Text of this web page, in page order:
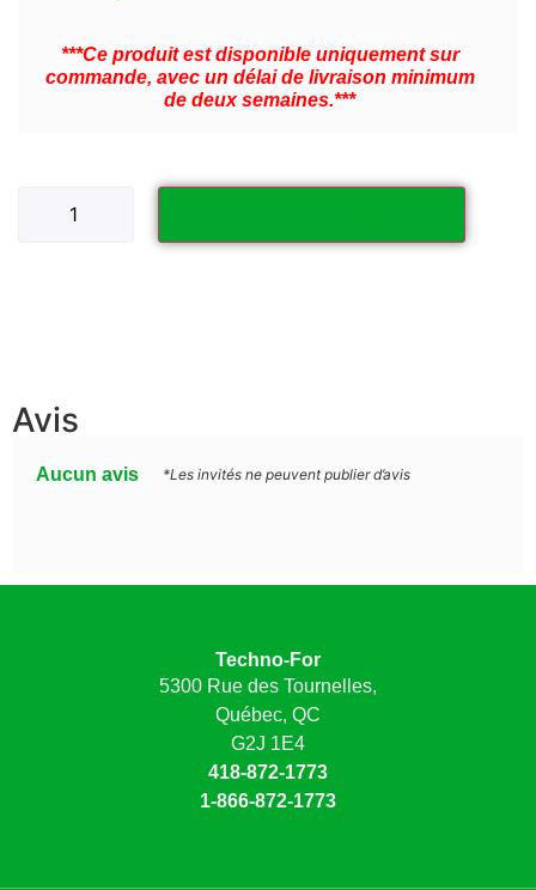
***Ce produit est disponible uniquement sur
commande, avec un délai de livraison minimum
de deux semaines.***
Avis
Aucun avis *Les invités ne peuvent publier d’avis
Techno-For
5300 Rue des Tournelles,
Québec, QC
G2J 1E4
418-872-1773
1-866-872-1773